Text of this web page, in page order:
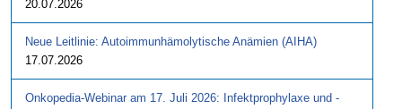
20.07.2026
Neue Leitlinie: Autoimmunhämolytische Anämien (AIHA)
17.07.2026
Onkopedia-Webinar am 17. Juli 2026: Infektprophylaxe und -